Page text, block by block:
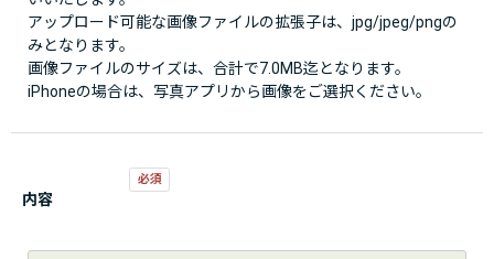
アップロード可能な画像ファイルの拡張子は、jpg/jpeg/pngの
みとなります。
画像ファイルのサイズは、合計で7.0MB迄となります。
iPhoneの場合は、写真アプリから画像をご選択ください。
内容